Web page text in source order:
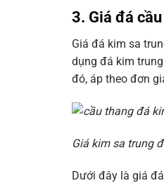
3. Giá đá
Giá đá kim sa
dụng đá kim
đó, áp theo đơn
Giá kim sa trung
Dưới đây là giá